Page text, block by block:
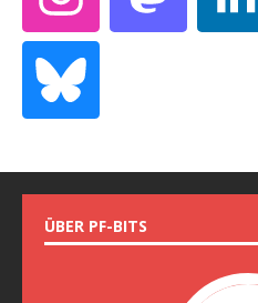
ÜBER PF-BITS